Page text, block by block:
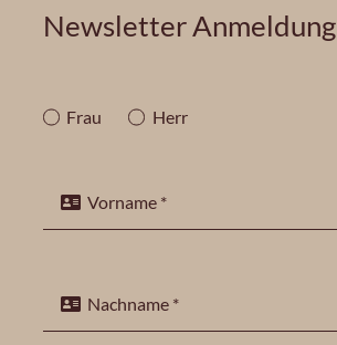
Newsletter Anmeldung
Frau Herr